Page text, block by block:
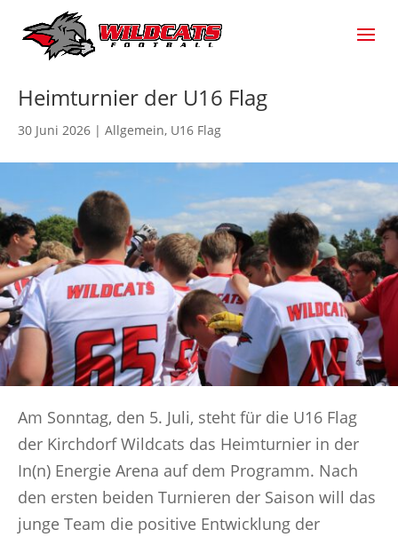
Heimturnier der U16 Flag
30 Juni 2026 | Allgemein, U16 Flag
Am Sonntag, den 5. Juli, steht für die U16 Flag
der Kirchdorf Wildcats das Heimturnier in der
In(n) Energie Arena auf dem Programm. Nach
den ersten beiden Turnieren der Saison will das
junge Team die positive Entwicklung der